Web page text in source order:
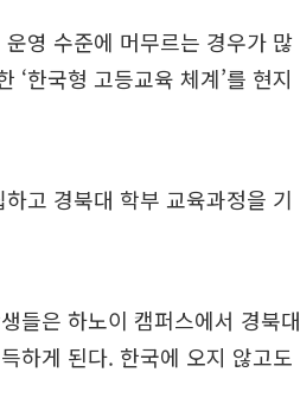
영 수준에 머무르는 경우가 많
‘한국형 고등교육 체계’를 현지
고 경북대 학부 교육과정을 기
들은 하노이 캠퍼스에서 경북대
하게 된다. 한국에 오지 않고도